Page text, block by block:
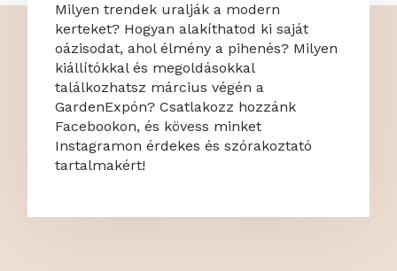
Milyen trendek uralják a modern
kerteket? Hogyan alakíthatod ki saját
oázisodat, ahol élmény a pihenés? Milyen
kiállítókkal és megoldásokkal
találkozhatsz március végén a
GardenExpón? Csatlakozz hozzánk
Facebookon, és kövess minket
Instagramon érdekes és szórakoztató
tartalmakért!